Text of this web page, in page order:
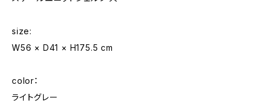
size:
W56 × D41 × H175.5 cm
color：
ライトグレー